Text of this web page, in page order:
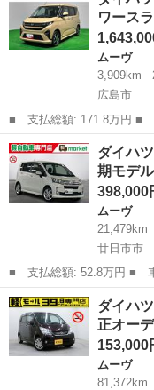
ｅｔｏｏｔｈ...
ワース
ムーヴ
3,909km
広島市
■ 支払総額: 171.8万円 ■ 車両本体価格： 1,643,000 円 ■ メーカ
ー名： ダイハツ ■ 車種
ックカメラ 両側パワース
支援 ア...
広島 広島市 ムーヴ
ダイハ
期モデ
398,000
ムーヴ
21,479km
廿日市市
■ 支払総額: 52.8万円 ■ 車両本体価格： 398,000 円 ■ メーカー
名： ダイハツ ■ 車種
ＲＳ 禁煙車 後期モデル
オーディオ ...
広島 廿日市市
ダイハ
正オー
153,000
ムーヴ
81,372km